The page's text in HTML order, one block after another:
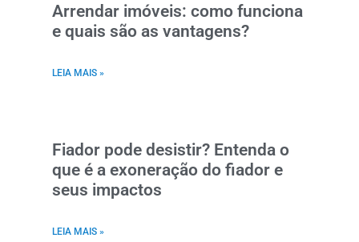
Arrendar imóveis: como funciona
e quais são as vantagens?
LEIA MAIS »
Fiador pode desistir? Entenda o
que é a exoneração do fiador e
seus impactos
LEIA MAIS »